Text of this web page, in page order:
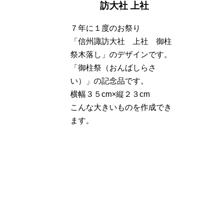
訪大社 上社
７年に１度のお祭り
「信州諏訪大社 上社 御柱
祭木落し」のデザインです。
「御柱祭（おんばしらさ
い）」の記念品です。
横幅３５cm×縦２３cm
こんな大きいものを作成でき
ます。